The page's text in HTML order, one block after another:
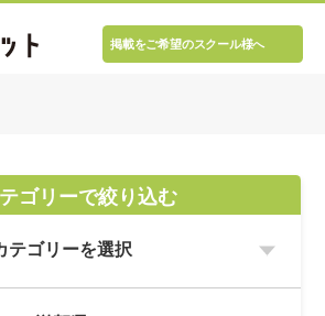
掲載をご希望のスクール様へ
ゴリーで絞り込む